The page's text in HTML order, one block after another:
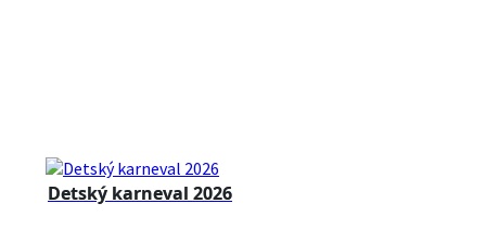
Detský karneval 2026